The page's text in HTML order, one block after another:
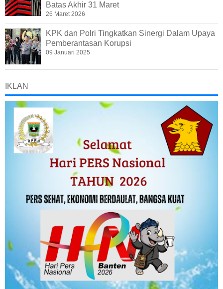
Batas Akhir 31 Maret
26 Maret 2026
KPK dan Polri Tingkatkan Sinergi Dalam Upaya
Pemberantasan Korupsi
09 Januari 2025
IKLAN